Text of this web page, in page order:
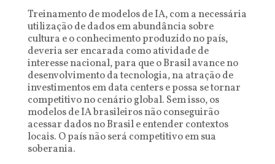
Treinamento de modelos de IA, com a necessária
utilização de dados em abundância sobre
cultura e o conhecimento produzido no país,
deveria ser encarada como atividade de
interesse nacional, para que o Brasil avance no
desenvolvimento da tecnologia, na atração de
investimentos em data centers e possa se tornar
competitivo no cenário global. Sem isso, os
modelos de IA brasileiros não conseguirão
acessar dados no Brasil e entender contextos
locais. O país não será competitivo em sua
soberania.